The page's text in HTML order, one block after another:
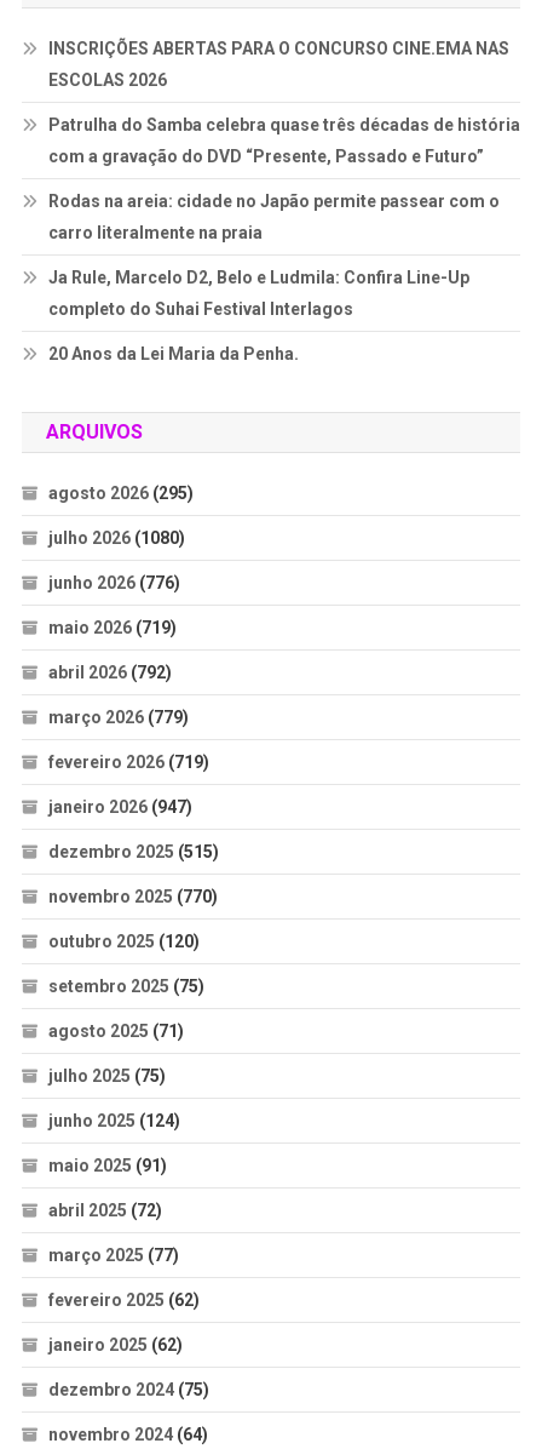
INSCRIÇÕES ABERTAS PARA O CONCURSO CINE.EMA NAS
ESCOLAS 2026
Patrulha do Samba celebra quase três décadas de história
com a gravação do DVD “Presente, Passado e Futuro”
Rodas na areia: cidade no Japão permite passear com o
carro literalmente na praia
Ja Rule, Marcelo D2, Belo e Ludmila: Confira Line-Up
completo do Suhai Festival Interlagos
20 Anos da Lei Maria da Penha.
ARQUIVOS
agosto 2026(295)
julho 2026(1080)
junho 2026(776)
maio 2026(719)
abril 2026(792)
março 2026(779)
fevereiro 2026(719)
janeiro 2026(947)
dezembro 2025 (515)
novembro 2025 (770)
outubro 2025 (120)
setembro 2025 (75)
agosto 2025 (71)
julho 2025 (75)
junho 2025 (124)
maio 2025 (91)
abril 2025 (72)
março 2025 (77)
fevereiro 2025 (62)
janeiro 2025 (62)
dezembro 2024(75)
novembro 2024(64)